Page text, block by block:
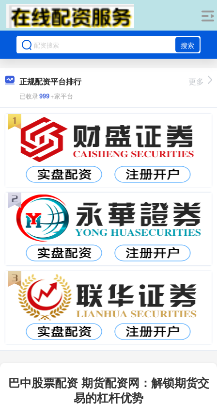
搜索
正规配资平台排行
已收录999+家平台
更多
巴中股票配资 期货配资网：解锁期货交
易的杠杆优势